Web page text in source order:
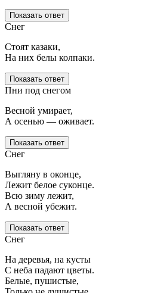
Показать ответ
Снег
Стоят казаки,
На них белы колпаки.
Показать ответ
Пни под снегом
Весной умирает,
А осенью — оживает.
Показать ответ
Снег
Выгляну в оконце,
Лежит белое суконце.
Всю зиму лежит,
А весной убежит.
Показать ответ
Снег
На деревья, на кусты
С неба падают цветы.
Белые, пушистые,